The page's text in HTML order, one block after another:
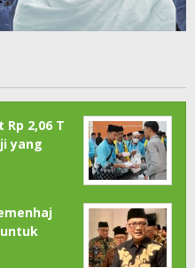
2,06 T
yang